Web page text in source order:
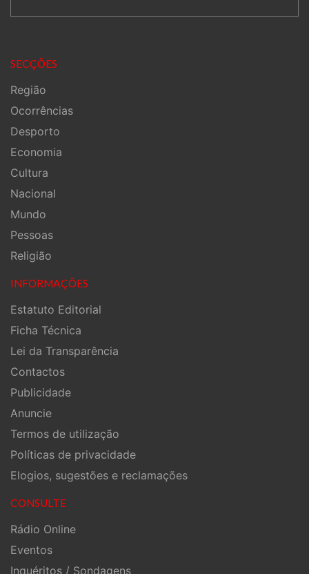
SECÇÕES
Região
Ocorrências
Desporto
Economia
Cultura
Nacional
Mundo
Pessoas
Religião
INFORMAÇÕES
Estatuto Editorial
Ficha Técnica
Lei da Transparência
Contactos
Publicidade
Anuncie
Termos de utilização
Políticas de privacidade
Elogios, sugestões e reclamações
CONSULTE
Rádio Online
Eventos
Inquéritos / Sondagens